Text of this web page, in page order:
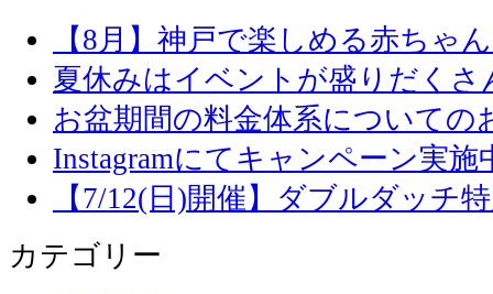
【8月】神戸で楽しめる赤ちゃ
夏休みはイベントが盛りだくさ
お盆期間の料金体系についての
Instagramにてキャンペーン実施
【7/12(日)開催】ダブルダッチ
カテゴリー